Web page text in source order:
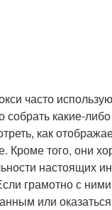
часто
собрать какие-
как
Кроме того, они
настоящих
грамотно с
или